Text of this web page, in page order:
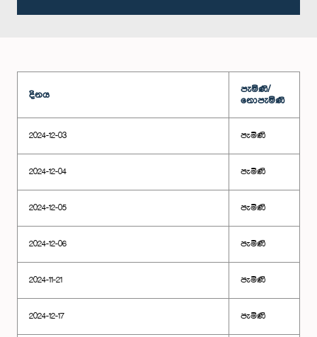
දිනය
පැමිණි/
නොපැමිණි
2024-12-03 පැමිණි
2024-12-04 පැමිණි
2024-12-05 පැමිණි
2024-12-06 පැමිණි
2024-11-21 පැමිණි
2024-12-17 පැමිණි